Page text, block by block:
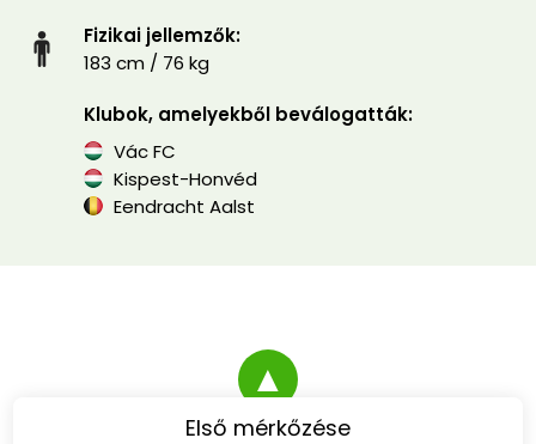
Fizikai jellemzők:
183 cm / 76 kg
Klubok, amelyekből beválogatták:
Vác FC
Kispest-Honvéd
Eendracht Aalst
▲
Első mérkőzése